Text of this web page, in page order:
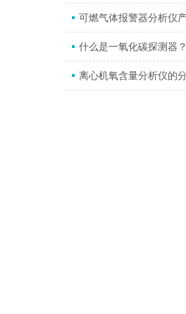
什么是一氧化碳探测器？